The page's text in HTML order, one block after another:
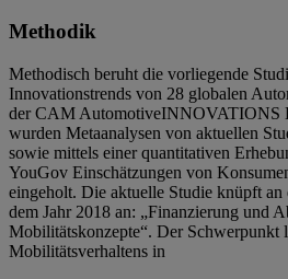
Methodik
Methodisch beruht die vorliegende
Innovationstrends von 28 globalen
der CAM AutomotiveINNOVATIONS
wurden Metaanalysen von aktuellen
sowie mittels einer quantitativen
YouGov Einschätzungen von
eingeholt. Die aktuelle Studie knüpft an
dem Jahr 2018 an: „Finanzierung und
Mobilitätskonzepte“. Der Schwerpunkt
Mobilitätsverhaltens in